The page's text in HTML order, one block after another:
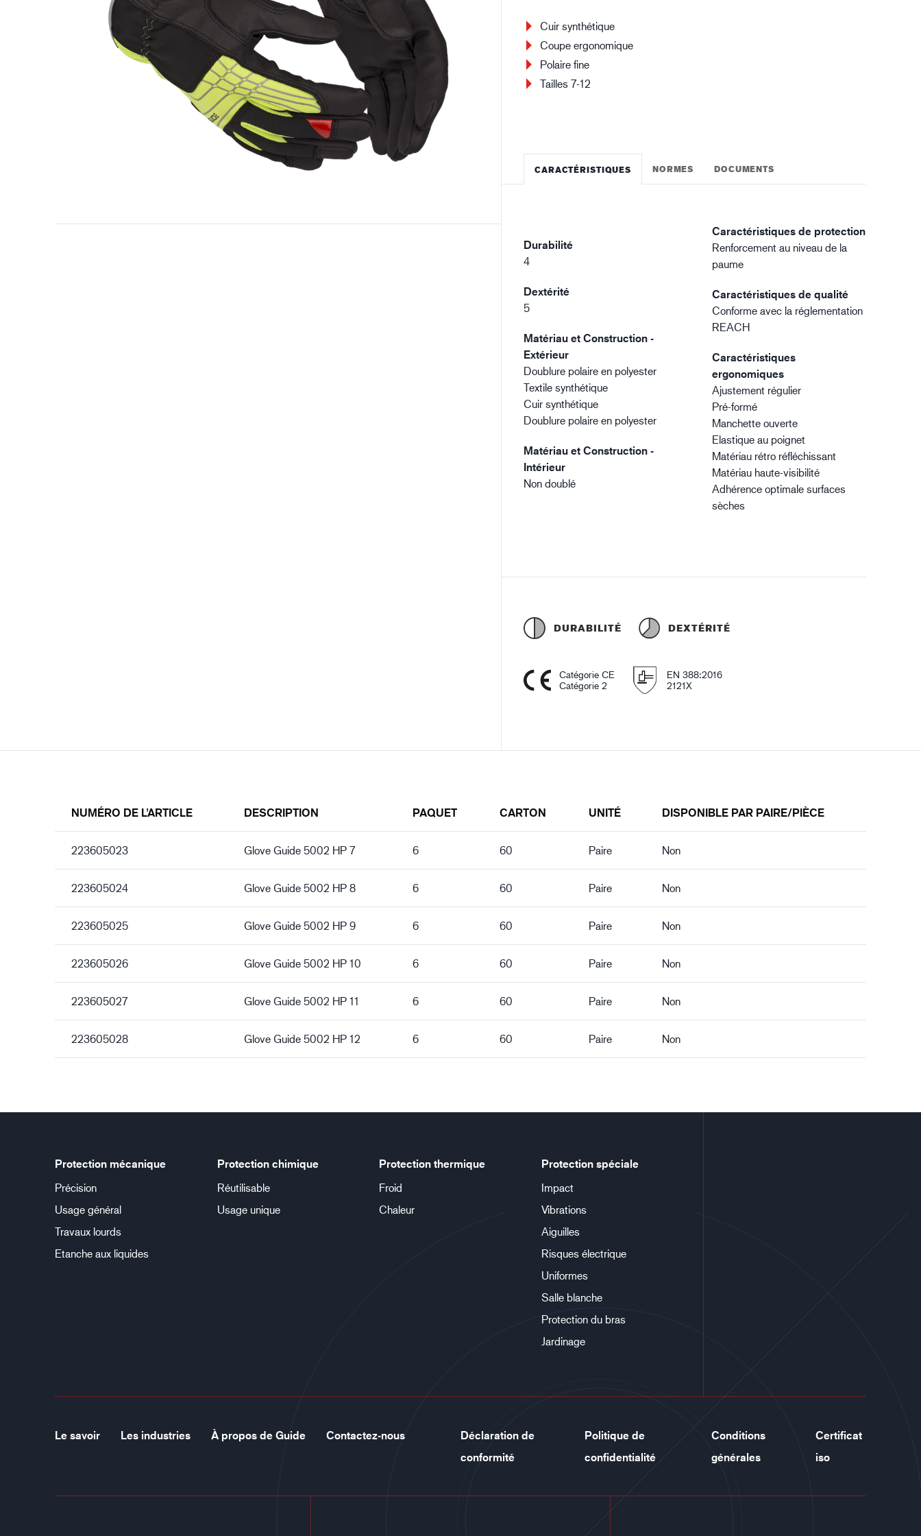
Industrie pétrolière et gazière Bâtiment et construction
Cuir synthétique
Coupe ergonomique
Polaire fine
Tailles 7-12
CARACTÉRISTIQUES NORMES DOCUMENTS
Durabilité
4
Dextérité
5
Matériau et Construction -
Extérieur
Doublure polaire en polyester
Textile synthétique
Cuir synthétique
Doublure polaire en polyester
Matériau et Construction -
Intérieur
Non doublé
Caractéristiques de protection
Renforcement au niveau de la
paume
Caractéristiques de qualité
Conforme avec la réglementation
REACH
Caractéristiques
ergonomiques
Ajustement régulier
Pré-formé
Manchette ouverte
Elastique au poignet
Matériau rétro réfléchissant
Matériau haute-visibilité
Adhérence optimale surfaces
sèches
DURABILITÉ DEXTÉRITÉ
Catégorie CE
Catégorie 2
EN 388:2016
2121X
NUMÉRO DE L’ARTICLE DESCRIPTION PAQUET CARTON UNITÉ DISPONIBLE PAR PAIRE/PIÈCE
223605023 Glove Guide 5002 HP 7 6 60 Paire Non
223605024 Glove Guide 5002 HP 8 6 60 Paire Non
223605025 Glove Guide 5002 HP 9 6 60 Paire Non
223605026 Glove Guide 5002 HP 10 6 60 Paire Non
223605027 Glove Guide 5002 HP 11 6 60 Paire Non
223605028 Glove Guide 5002 HP 12 6 60 Paire Non
Protection mécanique
Précision
Usage général
Travaux lourds
Etanche aux liquides
Protection chimique
Réutilisable
Usage unique
Protection thermique
Froid
Chaleur
Protection spéciale
Impact
Vibrations
Aiguilles
Risques électrique
Uniformes
Salle blanche
Protection du bras
Jardinage
Le savoir Les industries À propos de Guide Contactez-nous
Déclaration de
conformité
Politique de
confidentialité
Conditions
générales
Certificat
iso